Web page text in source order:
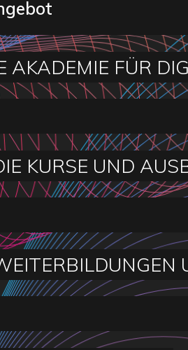
AKADEMIE FÜR
KURSE UND